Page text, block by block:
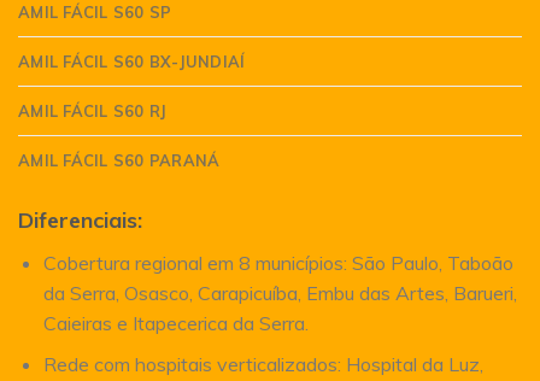
AMIL FÁCIL S60 SP
AMIL FÁCIL S60 BX-JUNDIAÍ
AMIL FÁCIL S60 RJ
AMIL FÁCIL S60 PARANÁ
Diferenciais:
Cobertura regional em 8 municípios: São Paulo, Taboão
da Serra, Osasco, Carapicuíba, Embu das Artes, Barueri,
Caieiras e Itapecerica da Serra.
Rede com hospitais verticalizados: Hospital da Luz,